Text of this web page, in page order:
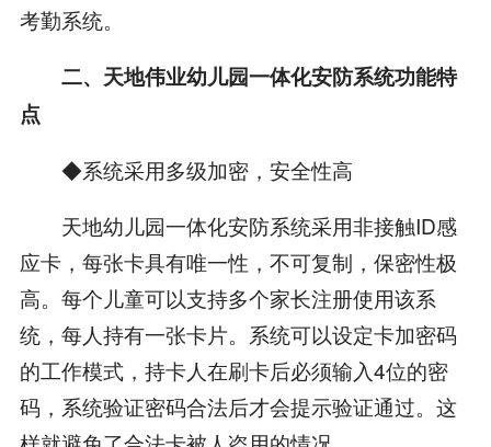
考勤系统。
二、天地伟业幼儿园一体化安防系统功能特
点
◆系统采用多级加密，安全性高
天地幼儿园一体化安防系统采用非接触ID感
应卡，每张卡具有唯一性，不可复制，保密性极
高。每个儿童可以支持多个家长注册使用该系
统，每人持有一张卡片。系统可以设定卡加密码
的工作模式，持卡人在刷卡后必须输入4位的密
码，系统验证密码合法后才会提示验证通过。这